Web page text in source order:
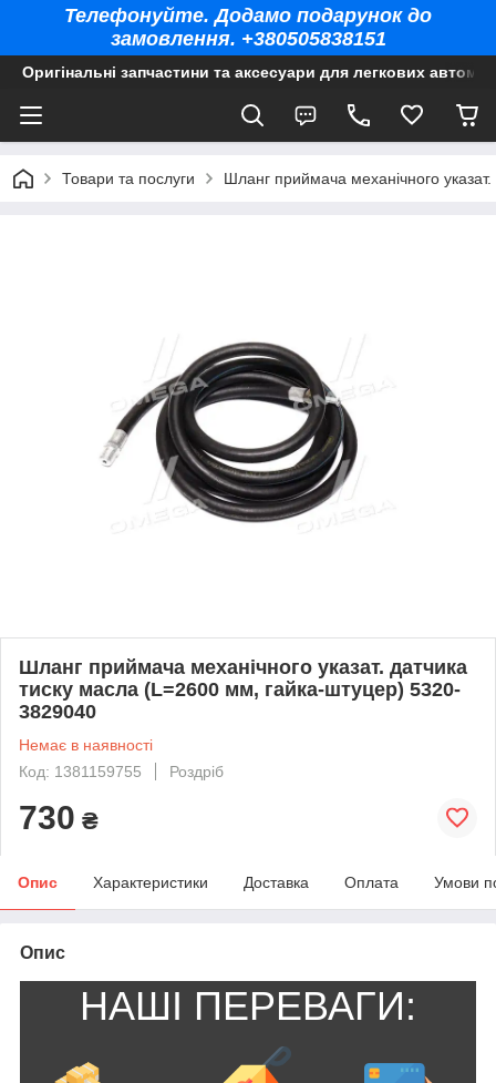
Телефонуйте. Додамо подарунок до
замовлення. +380505838151
Оригінальні запчастини та аксесуари для легкових
Товари та послуги Шланг приймача механічного
Шланг приймача механічного указат. датчика
тиску масла (L=2600 мм, гайка-штуцер) 5320-
3829040
Немає в наявності
Код: 1381159755
Роздріб
730 ₴
Опис Характеристики Доставка Оплата Умови
Опис
НАШІ ПЕРЕВАГИ: